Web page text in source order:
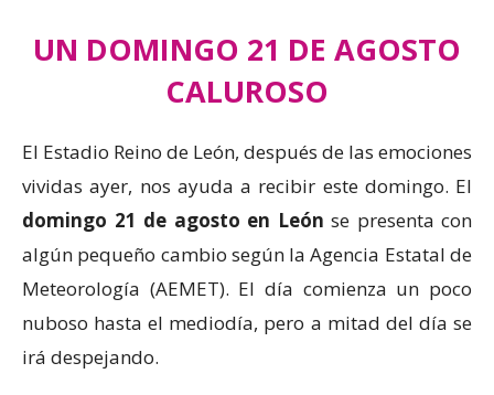
UN DOMINGO 21 DE AGOSTO
CALUROSO
El Estadio Reino de León, después de las emociones
vividas ayer, nos ayuda a recibir este domingo. El
domingo 21 de agosto en León se presenta con
algún pequeño cambio según la Agencia Estatal de
Meteorología (AEMET). El día comienza un poco
nuboso hasta el mediodía, pero a mitad del día se
irá despejando.